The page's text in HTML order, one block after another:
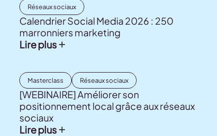
Réseaux sociaux
Calendrier Social Media 2026 : 250
marronniers marketing
Lire plus
Masterclass Réseaux sociaux
[WEBINAIRE] Améliorer son
positionnement local grâce aux réseaux
sociaux
Lire plus